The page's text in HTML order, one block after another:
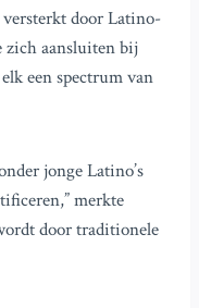
versterkt door Latino-
zich aansluiten bij
een spectrum van
jonge Latino’s
merkte
door traditionele